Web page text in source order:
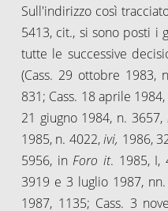
Sull'indirizzo così
5413, cit., si sono posti i
tutte le successive
(Cass. 29 ottobre 1983,
831; Cass. 18 aprile
21 giugno 1984, n. 3657,
1985, n. 4022,ivi, 1986,
5956, in Foro it. 1985, I,
3919 e 3 luglio 1987,
1987, 1135; Cass. 3